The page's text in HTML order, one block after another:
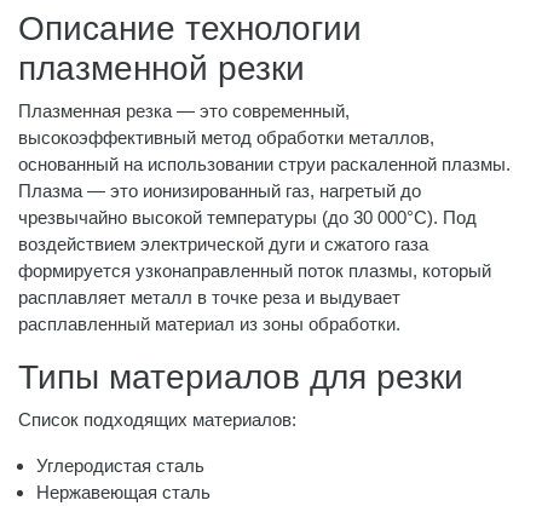
Описание технологии
плазменной резки
Плазменная резка — это современный,
высокоэффективный метод обработки металлов,
основанный на использовании струи раскаленной плазмы.
Плазма — это ионизированный газ, нагретый до
чрезвычайно высокой температуры (до 30 000°C). Под
воздействием электрической дуги и сжатого газа
формируется узконаправленный поток плазмы, который
расплавляет металл в точке реза и выдувает
расплавленный материал из зоны обработки.
Типы материалов для резки
Список подходящих материалов:
Углеродистая сталь
Нержавеющая сталь